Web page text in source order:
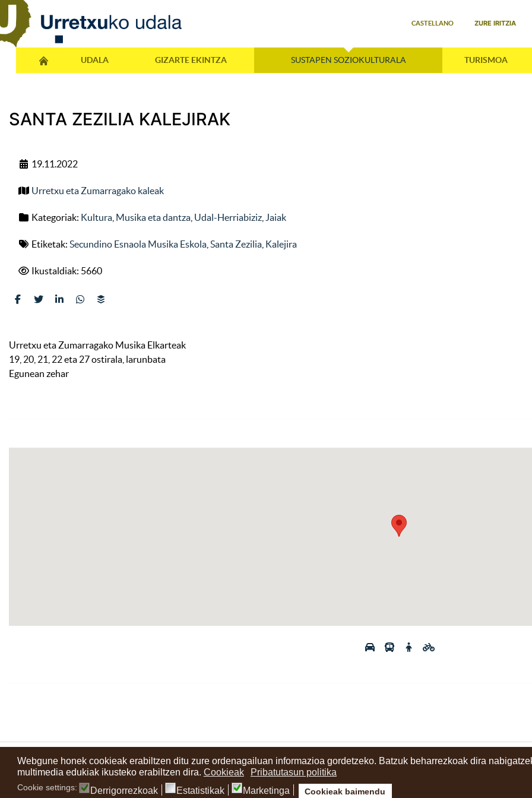
Webgune honek cookieak erabiltzen ditu zure ordenagailuan informazioa gordetzeko. Batzuk beharrezkoak dira
multimedia edukiak ikusteko erabiltzen dira. Cookieak Pribatutasun politika
Cookie settings: Derrigorrezkoak Estatistikak Marketinga Cookieak baimendu
CASTELLANO ZURE IRITZIA
UDALA GIZARTE EKINTZA SUSTAPEN SOZIOKULTURALA TURISMOA
SANTA ZEZILIA KALEJIRAK
19.11.2022
Urretxu eta Zumarragako kaleak
Kategoriak: Kultura Musika eta dantza Udal-Herriabiziz Jaiak
Etiketak: Secundino Esnaola Musika Eskola Santa Zezilia Kalejira
Ikustaldiak: 5660
Urretxu eta Zumarragako Musika Elkarteak
19, 20, 21, 22 eta 27 ostirala, larunbata
Egunean zehar
Kontaktuak Erabilera baldintzak Lege oharra Berriak Zure iritzia